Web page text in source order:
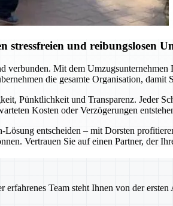
stressfreien und reibungslosen
Mit dem Umzugsunternehmen
die gesamte Organisation, damit
Pünktlichkeit und Transparenz. Jeder
Kosten oder Verzögerungen
entscheiden – mit Dorsten
Vertrauen Sie auf einen Partner, der
Team steht Ihnen von der